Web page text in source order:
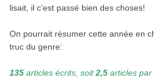
lisait, il c’est passé bien des choses!
On pourrait résumer cette année en
truc du genre:
135articles écrits, soit2,5articles par